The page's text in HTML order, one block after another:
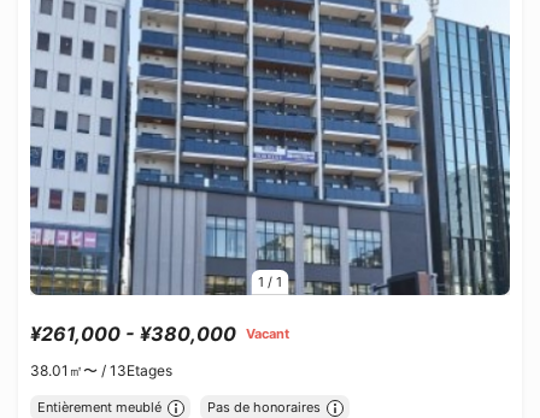
1 / 1
¥261,000 - ¥380,000 Vacant
38.01㎡〜 / 13Etages
Entièrement meublé Pas de honoraires